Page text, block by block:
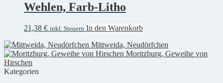
Wehlen, Farb-Litho
21,38 € inkl. Steuern In den Warenkorb
Mittweida, Neudörfchen
Moritzburg, Geweihe von
Hirschen
Kategorien